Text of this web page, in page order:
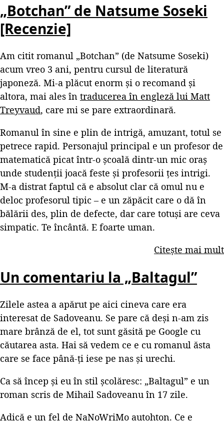
„Botchan” de Natsume Soseki
[Recenzie]
Am citit romanul „Botchan” (de Natsume Soseki)
acum vreo 3 ani, pentru cursul de literatură
japoneză. Mi-a plăcut enorm și o recomand și
altora, mai ales în traducerea în engleză lui Matt
Treyvaud, care mi se pare extraordinară.
Romanul în sine e plin de intrigă, amuzant, totul se
petrece rapid. Personajul principal e un profesor de
matematică picat într-o școală dintr-un mic oraș
unde studenții joacă feste și profesorii țes intrigi.
M-a distrat faptul că e absolut clar că omul nu e
deloc profesorul tipic – e un zăpăcit care o dă în
bălării des, plin de defecte, dar care totuși are ceva
simpatic. Te încântă. E foarte uman.
Citește mai mult
Un comentariu la „Baltagul”
Zilele astea a apărut pe aici cineva care era
interesat de Sadoveanu. Se pare că deși n-am zis
mare brânză de el, tot sunt găsită pe Google cu
căutarea asta. Hai să vedem ce e cu romanul ăsta
care se face până-ți iese pe nas și urechi.
Ca să încep și eu în stil școlăresc: „Baltagul” e un
roman scris de Mihail Sadoveanu în 17 zile.
Adică e un fel de NaNoWriMo autohton. Ce e